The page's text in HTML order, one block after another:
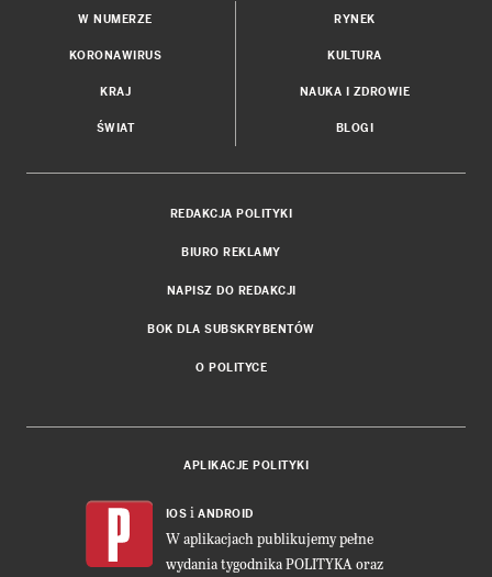
W NUMERZE
KORONAWIRUS
KRAJ
ŚWIAT
RYNEK
KULTURA
NAUKA I ZDROWIE
BLOGI
REDAKCJA POLITYKI
BIURO REKLAMY
NAPISZ DO REDAKCJI
BOK DLA SUBSKRYBENTÓW
O POLITYCE
APLIKACJE POLITYKI
IOS i ANDROID
W aplikacjach publikujemy pełne
wydania tygodnika POLITYKA oraz